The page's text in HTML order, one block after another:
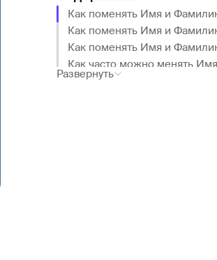
Как поменять Имя и Фамилию
Как поменять Имя и
Как часто можно менять
Почему не могу поменять
Развернуть